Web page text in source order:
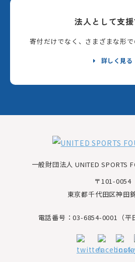
法人として支
寄付だけでなく、さまざまな形で
詳しく見る
一般財団法人 UNITED SPORTS
〒101-0054
東京都千代田区神田
電話番号：03-6854-0001（平